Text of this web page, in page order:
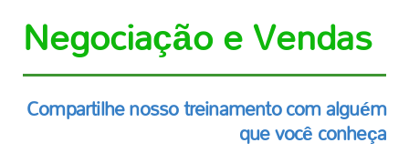
Negociação e Vendas
Compartilhe nosso treinamento com alguém
que você conheça